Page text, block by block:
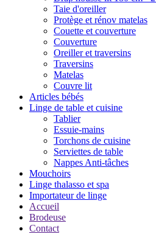
Taie d'oreiller
Protège et rénov matelas
Couette et couverture
Couverture
Oreiller et traversins
Traversins
Matelas
Couvre lit
Articles bébés
Linge de table et cuisine
Tablier
Essuie-mains
Torchons de cuisine
Serviettes de table
Nappes Anti-tâches
Mouchoirs
Linge thalasso et spa
Importateur de linge
Accueil
Brodeuse
Contact